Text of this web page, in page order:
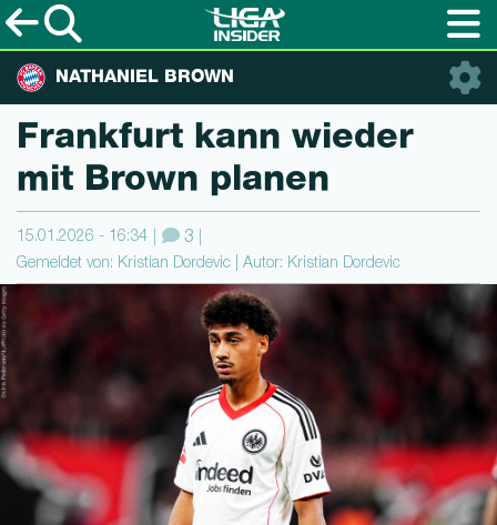
NATHANIEL BROWN
Frankfurt kann wieder
mit Brown planen
15.01.2026 - 16:34 3
Gemeldet von: Kristian Dordevic | Autor: Kristian Dordevic